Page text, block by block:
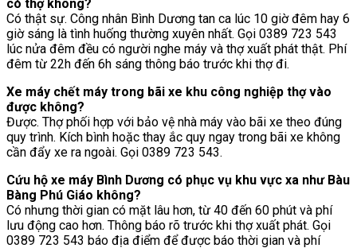
có thợ không?
Có thật sự. Công nhân Bình Dương tan ca lúc 10 giờ đêm hay 6
giờ sáng là tình huống thường xuyên nhất. Gọi 0389 723 543
lúc nửa đêm đều có người nghe máy và thợ xuất phát thật. Phí
đêm từ 22h đến 6h sáng thông báo trước khi thợ đi.
Xe máy chết máy trong bãi xe khu công nghiệp thợ vào
được không?
Được. Thợ phối hợp với bảo vệ nhà máy vào bãi xe theo đúng
quy trình. Kích bình hoặc thay ắc quy ngay trong bãi xe không
cần đẩy xe ra ngoài. Gọi 0389 723 543.
Cứu hộ xe máy Bình Dương có phục vụ khu vực xa như Bàu
Bàng Phú Giáo không?
Có nhưng thời gian có mặt lâu hơn, từ 40 đến 60 phút và phí
lưu động cao hơn. Thông báo rõ trước khi thợ xuất phát. Gọi
0389 723 543 báo địa điểm để được báo thời gian và phí